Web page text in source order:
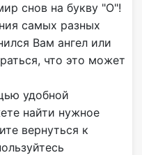
снов на букву "О"!
самых разных
Вам ангел или
что это может
удобной
найти нужное
вернуться к